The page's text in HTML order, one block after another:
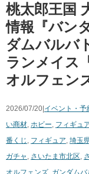
桃太郎王国
情報『バン
ダムバルバ
ランメイス
オルフェン
2026/07/20|イベント・予
い商材 ホビー フィギュ
番くじ
フィギュア 埼玉
ガチャ
さいたま市北区
オルフェンズ ガンダム